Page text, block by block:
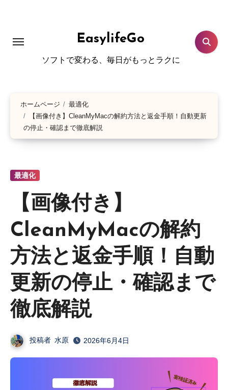
EasylifeGo
ソフトで変わる、毎日がもっとラクに
ホームページ
最適化
【画像付き】CleanMyMacの解約方法と返金手順！自動更新
の停止・確認まで徹底解説
最適化
【画像付き】
CleanMyMacの解約
方法と返金手順！自動
更新の停止・確認まで
徹底解説
投稿者 水原 2026年6月4日